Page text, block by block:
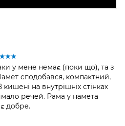
у мене немає (поки що), та з
сподобався, компактний,
кишені на внутрішніх стінках
речей. Рама у намета
добре.